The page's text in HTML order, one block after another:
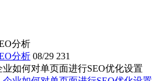
分析
分析 08/29 231
如何对单页面进行SEO优化设置